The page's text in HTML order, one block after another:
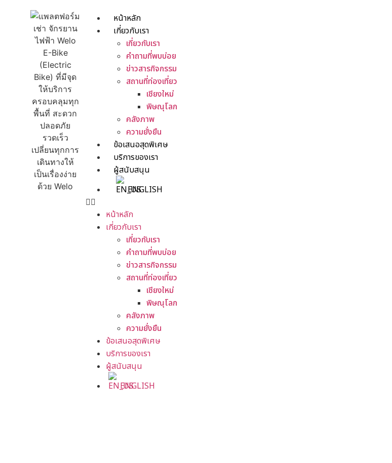
หน้าหลัก
เกี่ยวกับเรา
เกี่ยวกับเรา
คำถามที่พบบ่อย
ข่าวสารกิจกรรม
สถานที่ท่องเที่ยว
เชียงใหม่
พิษณุโลก
คลังภาพ
ความยั่งยืน
ข้อเสนอสุดพิเศษ
บริการของเรา
ผู้สนับสนุน
ENGLISH
หน้าหลัก
เกี่ยวกับเรา
เกี่ยวกับเรา
คำถามที่พบบ่อย
ข่าวสารกิจกรรม
สถานที่ท่องเที่ยว
เชียงใหม่
พิษณุโลก
คลังภาพ
ความยั่งยืน
ข้อเสนอสุดพิเศษ
บริการของเรา
ผู้สนับสนุน
ENGLISH